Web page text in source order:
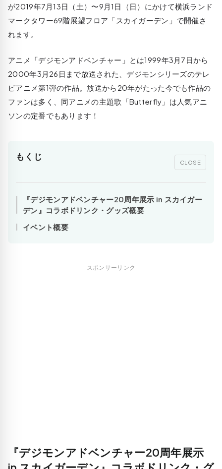
が2019年7月13日（土）〜9月1日（日）にかけて横浜ランド
マークタワー69階展望フロア「スカイガーデン」で開催さ
れます。
アニメ「デジモンアドベンチャー」とは1999年3月7日から
2000年3月26日まで放送された、デジモンシリーズのテレ
ビアニメ第1弾の作品。放送から20年がたった今でも作品の
ファンは多く、同アニメの主題歌「Butterfly」は人気アニ
ソンの定番でもあります！
もくじ
CLOSE
『デジモンアドベンチャー20周年展示 in スカイガー
デン』コラボドリンク・グッズ概要
イベント概要
スポンサーリンク
『デジモンアドベンチャー20周年展示